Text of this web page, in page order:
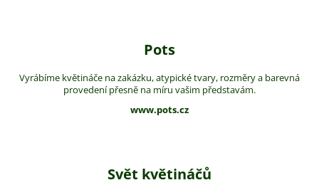
Pots
Vyrábíme květináče na zakázku, atypické tvary, rozměry a barevná
provedení přesně na míru vašim představám.
www.pots.cz
Svět květináčů